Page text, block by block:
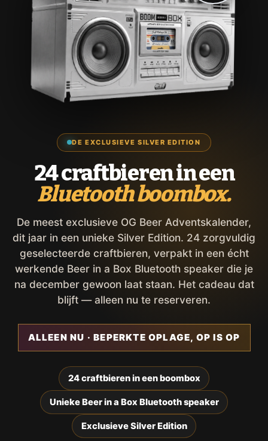
DE EXCLUSIEVE SILVER EDITION
24 craftbieren in een
Bluetooth boombox.
De meest exclusieve OG Beer Adventskalender,
dit jaar in een unieke Silver Edition. 24 zorgvuldig
geselecteerde craftbieren, verpakt in een écht
werkende Beer in a Box Bluetooth speaker die je
na december gewoon laat staan. Het cadeau dat
blijft — alleen nu te reserveren.
ALLEEN NU · BEPERKTE OPLAGE, OP IS OP
24 craftbieren in een boombox
Unieke Beer in a Box Bluetooth speaker
Exclusieve Silver Edition